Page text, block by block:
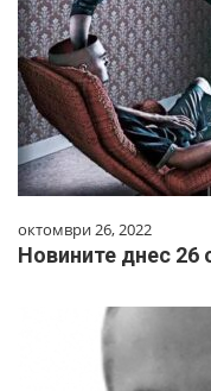
октомври 26, 2022
Новините днес 26